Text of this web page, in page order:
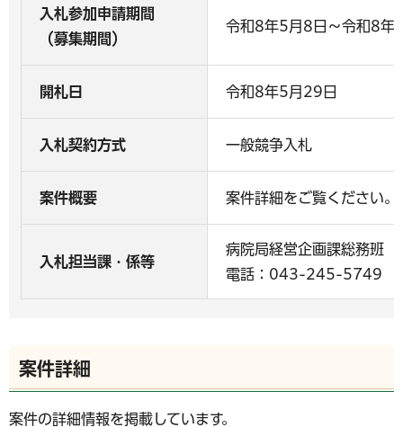
入札参加申請期間
（募集期間）
令和8年5月8日～令和8年
開札日 令和8年5月29日
入札契約方式 一般競争入札
案件概要 案件詳細をご覧ください。
入札担当課・係等
病院局経営企画課総務班
電話：043-245-5749
案件詳細
案件の詳細情報を掲載しています。